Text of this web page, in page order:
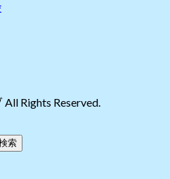
Rights Reserved.